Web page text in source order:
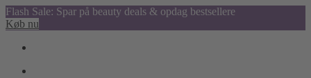
Flash Sale: Spar på beauty deals & opdag bestsellere
Køb nu